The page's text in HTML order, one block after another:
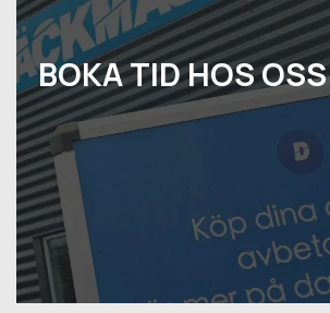
BOKA TID HOS